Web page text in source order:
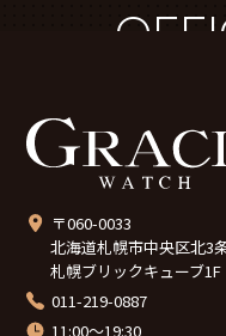
〒060-0033
北海道札幌市中央区北3
札幌ブリックキューブ1F
011-219-0887
11:00～19:30